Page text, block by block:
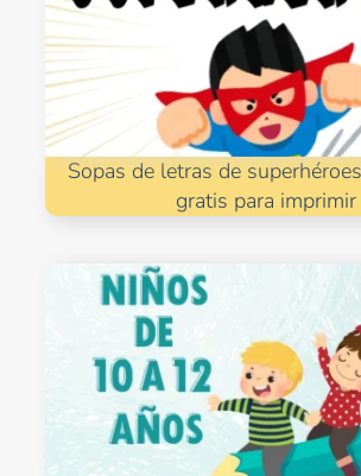
Sopas de letras de
gratis para imprimir